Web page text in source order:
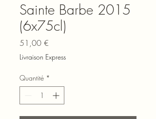
Sainte Barbe 2015
(6x75cl)
51,00 €
Livraison Express
Quantité *